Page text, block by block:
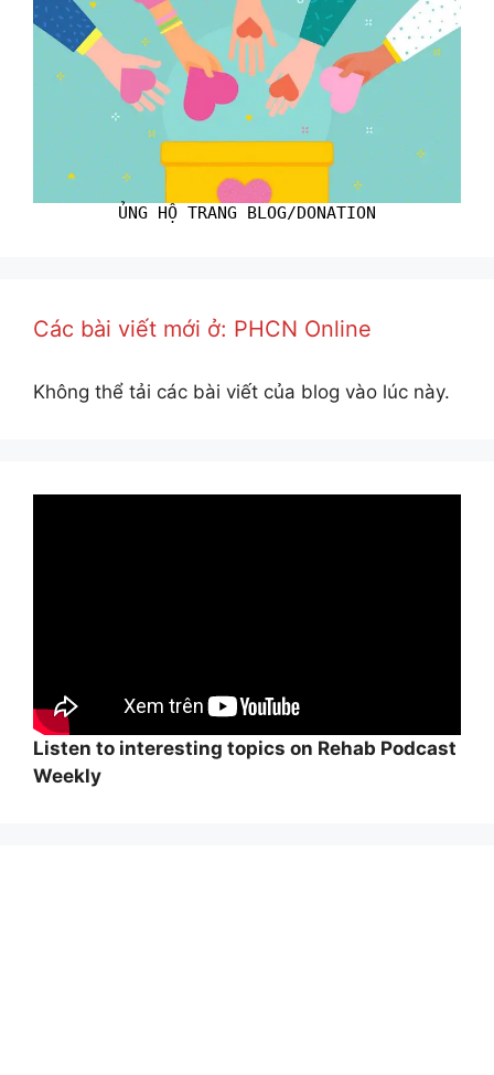
ỦNG HỘ TRANG BLOG/DONATION
Các bài viết mới ở: PHCN Online
Không thể tải các bài viết của blog vào lúc này.
Listen to interesting topics on Rehab Podcast
Weekly